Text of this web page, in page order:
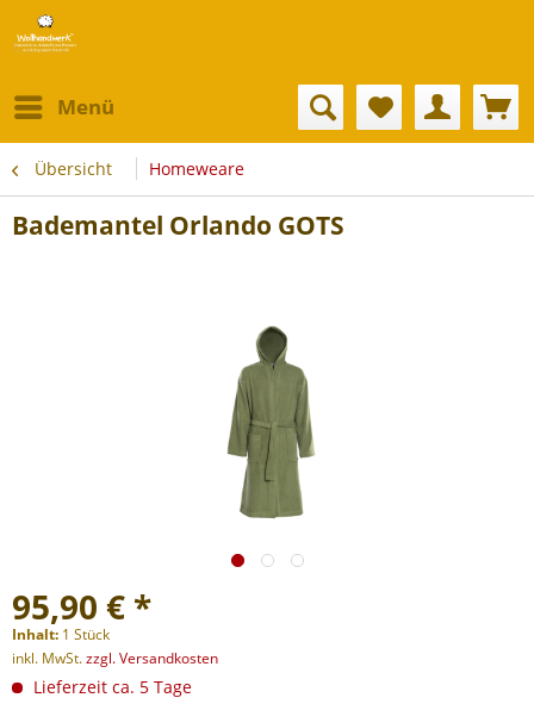
Menü
Übersicht Homeweare
Bademantel Orlando GOTS
95,90 € *
Inhalt: 1 Stück
inkl. MwSt.zzgl. Versandkosten
Lieferzeit ca. 5 Tage